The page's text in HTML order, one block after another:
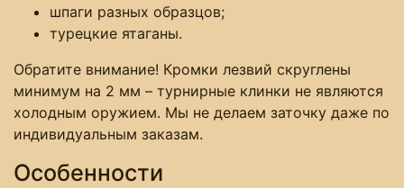
шпаги разных образцов;
турецкие ятаганы.
Обратите внимание! Кромки лезвий скруглены
минимум на 2 мм – турнирные клинки не являются
холодным оружием. Мы не делаем заточку даже по
индивидуальным заказам.
Особенности